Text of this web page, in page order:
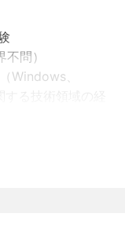
ており、必要に
オンラインでの
支援を行うこと
へと成長するこ
な転勤・異動の可
問）
Windows、
種アプリケーシ
ービス（有線、